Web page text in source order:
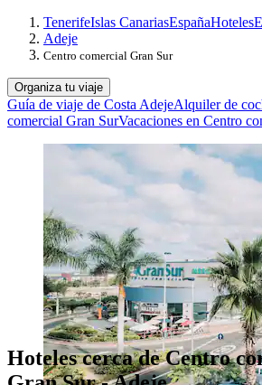
TenerifeIslas CanariasEspañaHoteles
Adeje
Centro comercial Gran Sur
Organiza tu viaje
Guía de viaje de Costa AdejeAlquiler de
comercial Gran SurVacaciones en Centro
Hoteles cerca de Centro